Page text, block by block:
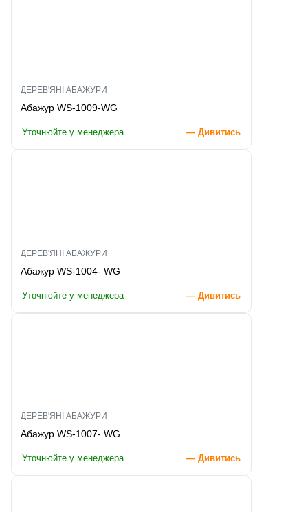
ДЕРЕВ'ЯНІ АБАЖУРИ
Абажур WS-1009-WG
Уточнюйте у менеджера — Дивитись
ДЕРЕВ'ЯНІ АБАЖУРИ
Абажур WS-1004- WG
Уточнюйте у менеджера — Дивитись
ДЕРЕВ'ЯНІ АБАЖУРИ
Абажур WS-1007- WG
Уточнюйте у менеджера — Дивитись